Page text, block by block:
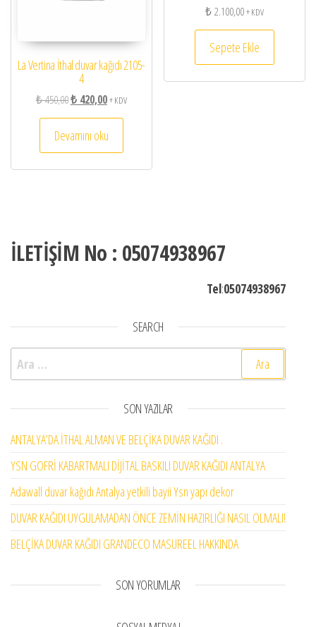
La Vertina İthal duvar kağıdı 2105-
4
₺450,00Orijinal fiyat: ₺ 450,00.
₺420,00Şu andaki fiyat: ₺ 420,00.
+ KDV
Devamını oku
₺2.100,00+ KDV
Sepete Ekle
İLETİŞİM No : 05074938967
Tel:05074938967
SEARCH
Arama:
SON YAZILAR
ANTALYA’DA İTHAL ALMAN VE BELÇİKA DUVAR KAĞIDI .
YSN GOFRİ KABARTMALI DİJİTAL BASKILI DUVAR KAĞIDI ANTALYA
Adawall duvar kağıdı Antalya yetkili bayii Ysn yapı dekor
DUVAR KAĞIDI UYGULAMADAN ÖNCE ZEMİN HAZIRLIĞI NASIL OLMALI!
BELÇİKA DUVAR KAĞIDI GRANDECO MASUREEL HAKKINDA
SON YORUMLAR